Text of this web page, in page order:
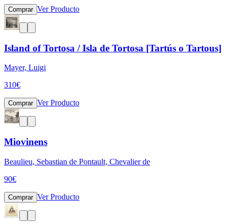
Comprar Ver Producto
Island of Tortosa / Isla de Tortosa [Tartús o Tartous]
Mayer, Luigi
310€
Comprar Ver Producto
Miovinens
Beaulieu, Sebastian de Pontault, Chevalier de
90€
Comprar Ver Producto